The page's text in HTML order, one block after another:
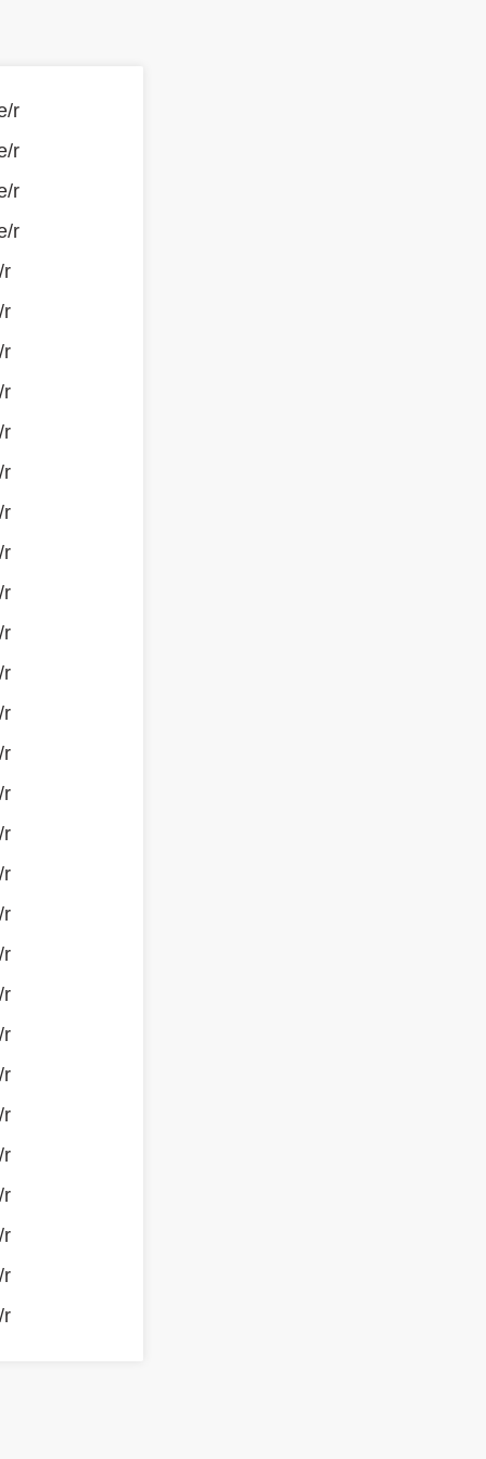
r
r
r
r
r
r
r
r
r
r
r
r
r
r
r
r
r
r
r
r
r
r
r
r
r
r
r
r
r
r
r